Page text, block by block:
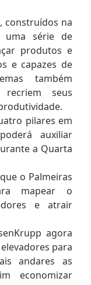
construídos na
uma série de
produtos e
e capazes de
também
seus
pilares em
auxiliar
a Quarta
o Palmeiras
mapear o
e atrair
agora
para
andares as
economizar